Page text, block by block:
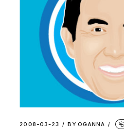
2008-03-23 BY OGANNA